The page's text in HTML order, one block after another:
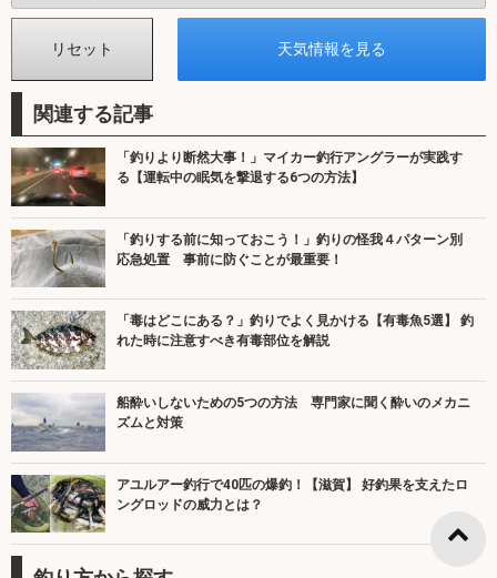
関連する記事
「釣りより断然大事！」マイカー釣行アングラーが実践す
る【運転中の眠気を撃退する6つの方法】
「釣りする前に知っておこう！」釣りの怪我４パターン別
応急処置 事前に防ぐことが最重要！
「毒はどこにある？」釣りでよく見かける【有毒魚5選】 釣
れた時に注意すべき有毒部位を解説
船酔いしないための5つの方法 専門家に聞く酔いのメカニ
ズムと対策
アユルアー釣行で40匹の爆釣！【滋賀】 好釣果を支えたロ
ングロッドの威力とは？